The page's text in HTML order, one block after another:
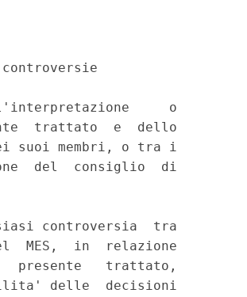
o
trattato  e  dello
suoi membri, o tra i
del  consiglio  di
controversia  tra
MES,  in  relazione
presente   trattato,
delle  decisioni